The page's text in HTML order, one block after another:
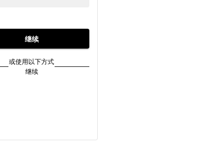
继续
或使用以下方式
继续